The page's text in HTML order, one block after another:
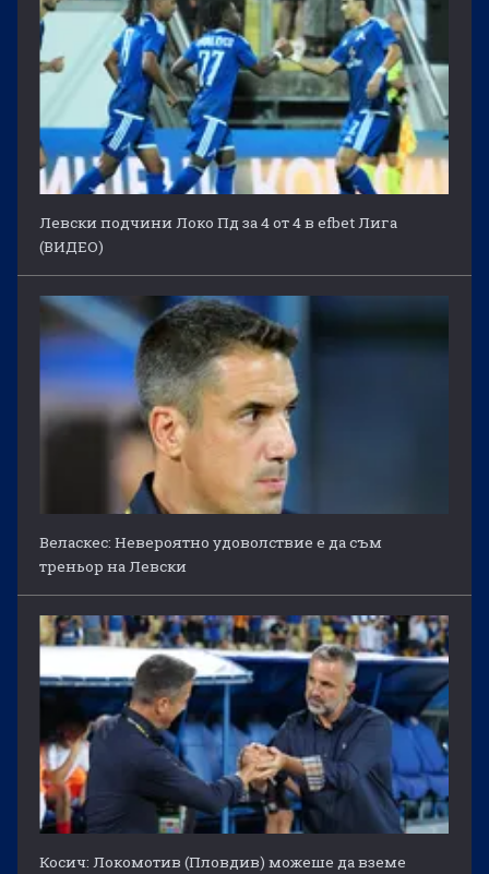
Левски подчини Локо Пд за 4 от 4 в efbet Лига
(ВИДЕО)
Веласкес: Невероятно удоволствие е да съм
треньор на Левски
Косич: Локомотив (Пловдив) можеше да вземе